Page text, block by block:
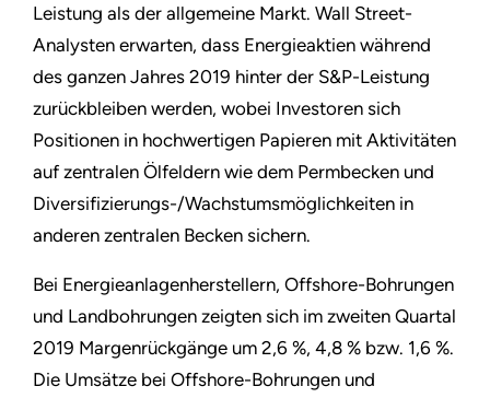
Leistung als der allgemeine Markt. Wall Street-
Analysten erwarten, dass Energieaktien während
des ganzen Jahres 2019 hinter der S&P-Leistung
zurückbleiben werden, wobei Investoren sich
Positionen in hochwertigen Papieren mit Aktivitäten
auf zentralen Ölfeldern wie dem Permbecken und
Diversifizierungs-/Wachstumsmöglichkeiten in
anderen zentralen Becken sichern.
Bei Energieanlagenherstellern, Offshore-Bohrungen
und Landbohrungen zeigten sich im zweiten Quartal
2019 Margenrückgänge um 2,6 %, 4,8 % bzw. 1,6 %.
Die Umsätze bei Offshore-Bohrungen und